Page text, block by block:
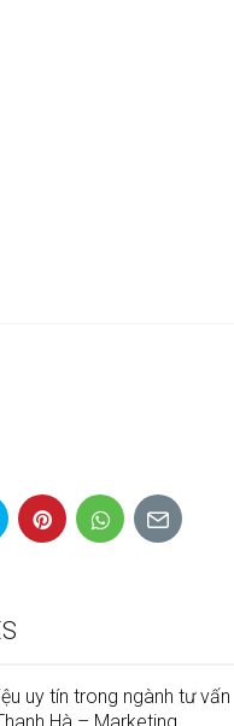
uy tín trong ngành tư vấn